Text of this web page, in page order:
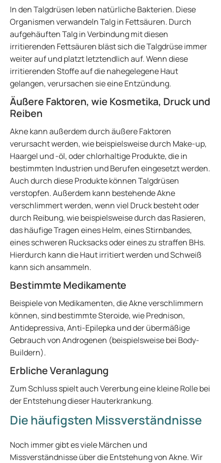
In den Talgdrüsen leben natürliche Bakterien. Diese
Organismen verwandeln Talg in Fettsäuren. Durch
aufgehäuften Talg in Verbindung mit diesen
irritierenden Fettsäuren bläst sich die Talgdrüse immer
weiter auf und platzt letztendlich auf. Wenn diese
irritierenden Stoffe auf die nahegelegene Haut
gelangen, verursachen sie eine Entzündung.
Äußere Faktoren, wie Kosmetika, Druck und
Reiben
Akne kann außerdem durch äußere Faktoren
verursacht werden, wie beispielsweise durch Make-up,
Haargel und -öl, oder chlorhaltige Produkte, die in
bestimmten Industrien und Berufen eingesetzt werden.
Auch durch diese Produkte können Talgdrüsen
verstopfen. Außerdem kann bestehende Akne
verschlimmert werden, wenn viel Druck besteht oder
durch Reibung, wie beispielsweise durch das Rasieren,
das häufige Tragen eines Helm, eines Stirnbandes,
eines schweren Rucksacks oder eines zu straffen BHs.
Hierdurch kann die Haut irritiert werden und Schweiß
kann sich ansammeln.
Bestimmte Medikamente
Beispiele von Medikamenten, die Akne verschlimmern
können, sind bestimmte Steroide, wie Prednison,
Antidepressiva, Anti-Epilepka und der übermäßige
Gebrauch von Androgenen (beispielsweise bei Body-
Buildern).
Erbliche Veranlagung
Zum Schluss spielt auch Vererbung eine kleine Rolle bei
der Entstehung dieser Hauterkrankung.
Die häufigsten Missverständnisse
Noch immer gibt es viele Märchen und
Missverständnisse über die Entstehung von Akne. Wir